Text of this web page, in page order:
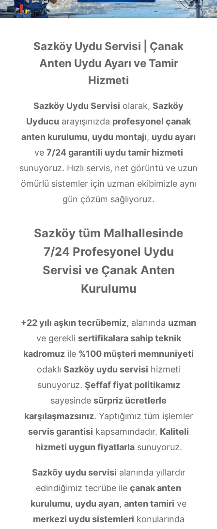
Sazköy Uydu Servisi | Çanak
Anten Uydu Ayarı ve Tamir
Hizmeti
Sazköy Uydu Servisi olarak, Sazköy
Uyducu arayışınızda profesyonel çanak
anten kurulumu, uydu montajı, uydu ayarı
ve 7/24 garantili uydu tamir hizmeti
sunuyoruz. Hızlı servis, net görüntü ve uzun
ömürlü sistemler için uzman ekibimizle aynı
gün çözüm sağlıyoruz.
Sazköy tüm Malhallesinde
7/24 Profesyonel Uydu
Servisi ve Çanak Anten
Kurulumu
+22 yılı aşkın tecrübemiz, alanında uzman
ve gerekli sertifikalara sahip teknik
kadromuz ile %100 müşteri memnuniyeti
odaklı Sazköy uydu servisi hizmeti
sunuyoruz. Şeffaf fiyat politikamız
sayesinde sürpriz ücretlerle
karşılaşmazsınız. Yaptığımız tüm işlemler
servis garantisi kapsamındadır. Kaliteli
hizmeti uygun fiyatlarlasunuyoruz.
Sazköy uydu servisi alanında yıllardır
edindiğimiz tecrübe ile çanak anten
kurulumu, uydu ayarı, anten tamiri ve
merkezi uydu sistemleri konularında